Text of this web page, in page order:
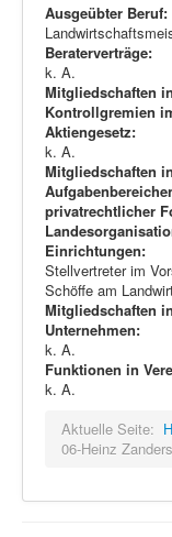
Ausgeübter Beruf:
Beraterverträge:
k. A.
Mitgliedschaften
Kontrollgremien
Aktiengesetz:
k. A.
Mitgliedschaften
privatrechtlicher
Einrichtungen:
Stellvertreter im
Schöffe am
Mitgliedschaften
Unternehmen:
k. A.
Funktionen in
k. A.
Aktuelle Seite:
06-Heinz Zanders